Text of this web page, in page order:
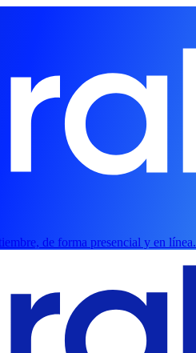
de forma presencial y en línea.